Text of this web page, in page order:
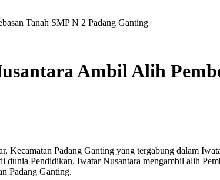
Tanah SMP N 2 Padang Ganting
Ambil Alih
Padang Ganting yang tergabung dalam
Pendidikan. Iwatar Nusantara mengambil alih
Padang Ganting.